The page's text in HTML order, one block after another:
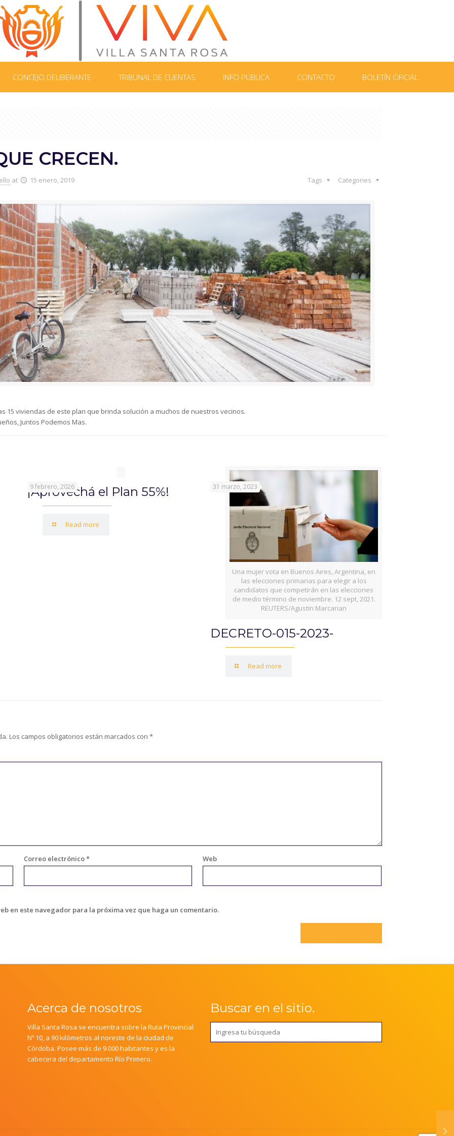
CONCEJO DELIBERANTE TRIBUNAL DE CUENTAS INFO PÚBLICA CONTACTO BOLETÍN OFICIAL
CRECEN.
at 15 enero, 2019 Categories
Tags
15 viviendas de este plan que brinda solución a muchos de nuestros vecinos.
Juntos Podemos Mas.
9 febrero, 2026
¡Aprovechá el Plan 55%!
Read more
Una mujer vota en Buenos Aires, Argentina, en
las elecciones primarias para elegir a los
candidatos que competirán en las elecciones
de medio término de noviembre. 12 sept, 2021.
REUTERS/Agustin Marcarian
31 marzo, 2023
DECRETO-015-2023-
Read more
Los campos obligatorios están marcados con *
Correo electrónico* Web
en este navegador para la próxima vez que haga un comentario.
Acerca de nosotros
Villa Santa Rosa se encuentra sobre la Ruta Provincial
Nº 10, a 90 kilómetros al noreste de la ciudad de
Córdoba. Posee más de 9.000 habitantes y es la
cabecera del departamento Río Primero.
Buscar en el sitio.